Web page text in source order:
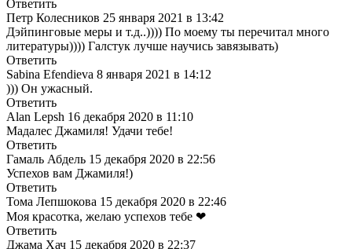
Ответить
Петр Колесников 25 января 2021 в 13:42
Дэйпинговые меры и т.д..)))) По моему ты перечитал много
литературы)))) Галстук лучше научись завязывать)
Ответить
Sabina Efendieva 8 января 2021 в 14:12
))) Он ужасный.
Ответить
Alan Lepsh 16 декабря 2020 в 11:10
Мадалес Джамиля! Удачи тебе!
Ответить
Гамаль Абдель 15 декабря 2020 в 22:56
Успехов вам Джамиля!)
Ответить
Тома Лепшокова 15 декабря 2020 в 22:46
Моя красотка, желаю успехов тебе ❤
Ответить
Джама Хач 15 декабря 2020 в 22:37